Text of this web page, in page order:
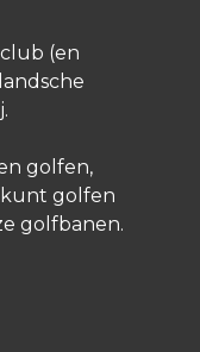
(en
golfen,
golfen
golfbanen.